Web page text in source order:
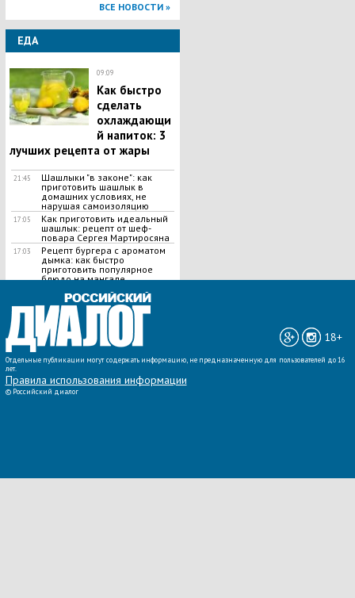
ВСЕ НОВОСТИ »
ЕДА
09:09
Как быстро
сделать
охлаждающи
й напиток: 3
лучших рецепта от жары
21:45
Шашлыки "в законе": как
приготовить шашлык в
домашних условиях, не
нарушая самоизоляцию
17:05
Как приготовить идеальный
шашлык​: рецепт от шеф-
повара Сергея Мартиросяна
17:03
Рецепт бургера с ароматом
дымка: как быстро
приготовить популярное
блюдо на мангале
ВСЕ НОВОСТИ »
18+
Отдельные публикации могут содержать информацию, не предназначенную для пользователей до 16
лет.
Правила использования информации
© Российский диалог